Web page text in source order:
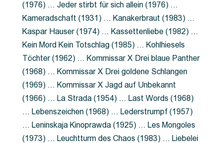
(1976) … Jeder stirbt für sich allein (1976) …
Kameradschaft (1931) … Kanakerbraut (1983) …
Kaspar Hauser (1974) … Kassettenliebe (1982) …
Kein Mord Kein Totschlag (1985) … Kohlhiesels
Töchter (1962) … Kommissar X Drei blaue Panther
(1968) … Kommissar X Drei goldene Schlangen
(1969) … Kommissar X Jagd auf Unbekannt
(1966) … La Strada (1954) … Last Words (1968)
… Lebenszeichen (1968) … Lederstrumpf (1957)
… Leninskaja Kinoprawda (1925) … Les Mongoles
(1973) … Leuchtturm des Chaos (1983) … Liebelei